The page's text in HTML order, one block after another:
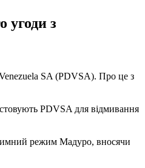
угоди з
SA (PDVSA). Про це з
PDVSA для відмивання
режим Мадуро, вносячи